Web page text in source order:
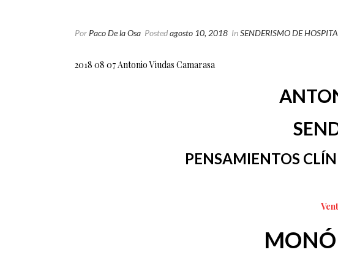
Por Paco De la Osa Postedagosto 10, 2018 InSENDERISMO DE
2018 08 07 Antonio Viudas Camarasa
PENSAMIENTOS